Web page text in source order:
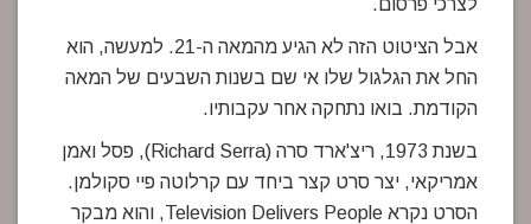
לצרכי פרסום.
אבל הציטוט הזה לא הגיע מהמאה ה-21. למעשה, הוא
החל את הגלגול שלו אי שם בשנות השבעים של המאה
הקודמת. בואו נתחקה אחר עקבותיו.
בשנת 1973, ריצ'ארד סרה (Richard Serra), פסל ואמן
אמריקאי, יצר סרט קצר ביחד עם קרלוטה פיי סקולמן.
הסרט נקרא Television Delivers People, והוא מבקר